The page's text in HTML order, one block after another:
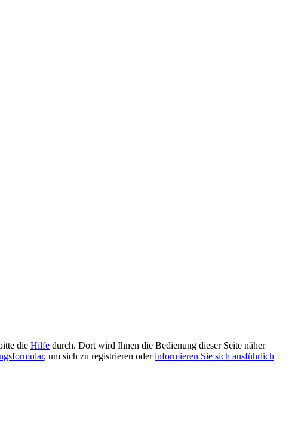
die Hilfe durch. Dort wird Ihnen die Bedienung dieser Seite näher
, um sich zu registrieren oderinformieren Sie sich ausführlich